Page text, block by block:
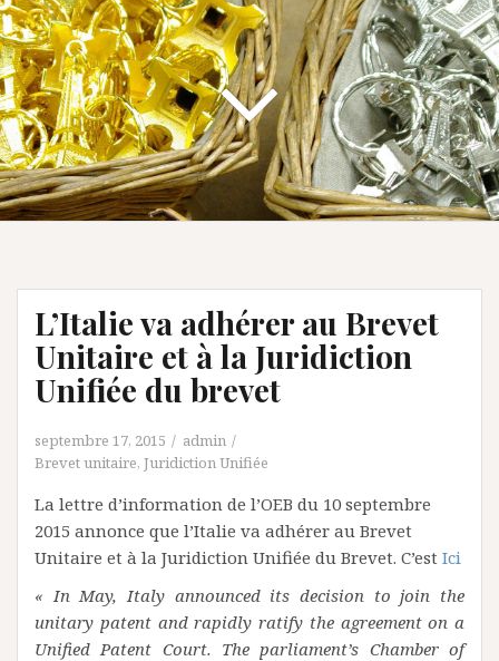
L’Italie va adhérer au Brevet
Unitaire et à la Juridiction
Unifiée du brevet
septembre 17, 2015
admin
Brevet unitaire, Juridiction Unifiée
La lettre d’information de l’OEB du 10 septembre
2015 annonce que l’Italie va adhérer au Brevet
Unitaire et à la Juridiction Unifiée du Brevet. C’est Ici
« In May, Italy announced its decision to join the
unitary patent and rapidly ratify the agreement on a
Unified Patent Court. The parliament’s Chamber of